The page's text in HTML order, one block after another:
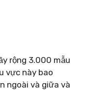
rộng 3.000 mẫu
vực này bao
ngoài và giữa và